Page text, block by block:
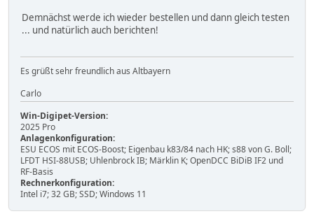
Demnächst werde ich wieder bestellen und dann gleich testen
... und natürlich auch berichten!
Es grüßt sehr freundlich aus Altbayern
Carlo
Win-Digipet-Version:
2025 Pro
Anlagenkonfiguration:
ESU ECOS mit ECOS-Boost; Eigenbau k83/84 nach HK; s88 von G. Boll;
LFDT HSI-88USB; Uhlenbrock IB; Märklin K; OpenDCC BiDiB IF2 und
RF-Basis
Rechnerkonfiguration:
Intel i7; 32 GB; SSD; Windows 11